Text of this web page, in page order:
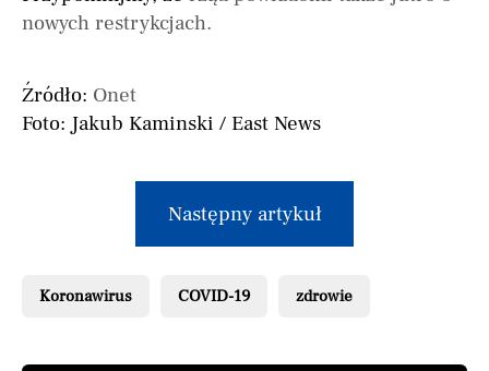
nowych restrykcjach.
Źródło: Onet
Foto: Jakub Kaminski / East News
Następny artykuł
Koronawirus COVID-19 zdrowie